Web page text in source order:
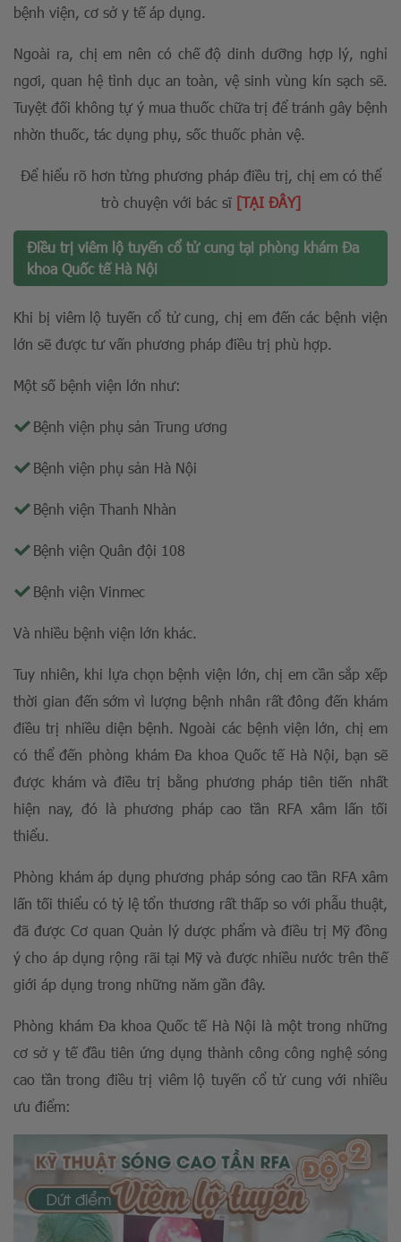
bệnh viện, cơ sở y tế áp dụng.
Ngoài ra, chị em nên có chế độ dinh dưỡng hợp lý, nghỉ
ngơi, quan hệ tình dục an toàn, vệ sinh vùng kín sạch sẽ.
Tuyệt đối không tự ý mua thuốc chữa trị để tránh gây bệnh
nhờn thuốc, tác dụng phụ, sốc thuốc phản vệ.
Để hiểu rõ hơn từng phương pháp điều trị, chị em có thể
trò chuyện với bác sĩ [TẠI ĐÂY]
Điều trị viêm lộ tuyến cổ tử cung tại phòng khám Đa
khoa Quốc tế Hà Nội
Khi bị viêm lộ tuyến cổ tử cung, chị em đến các bệnh viện
lớn sẽ được tư vấn phương pháp điều trị phù hợp.
Một số bệnh viện lớn như:
Bệnh viện phụ sản Trung ương
Bệnh viện phụ sản Hà Nội
Bệnh viện Thanh Nhàn
Bệnh viện Quân đội 108
Bệnh viện Vinmec
Và nhiều bệnh viện lớn khác.
Tuy nhiên, khi lựa chọn bệnh viện lớn, chị em cần sắp xếp
thời gian đến sớm vì lượng bệnh nhân rất đông đến khám
điều trị nhiều diện bệnh. Ngoài các bệnh viện lớn, chị em
có thể đến phòng khám Đa khoa Quốc tế Hà Nội, bạn sẽ
được khám và điều trị bằng phương pháp tiên tiến nhất
hiện nay, đó là phương pháp cao tần RFA xâm lấn tối
thiểu.
Phòng khám áp dụng phương pháp sóng cao tần RFA xâm
lấn tối thiểu có tỷ lệ tổn thương rất thấp so với phẫu thuật,
đã được Cơ quan Quản lý dược phẩm và điều trị Mỹ đồng
ý cho áp dụng rộng rãi tại Mỹ và được nhiều nước trên thế
giới áp dụng trong những năm gần đây.
Phòng khám Đa khoa Quốc tế Hà Nội là một trong những
cơ sở y tế đầu tiên ứng dụng thành công công nghệ sóng
cao tần trong điều trị viêm lộ tuyến cổ tử cung với nhiều
ưu điểm: